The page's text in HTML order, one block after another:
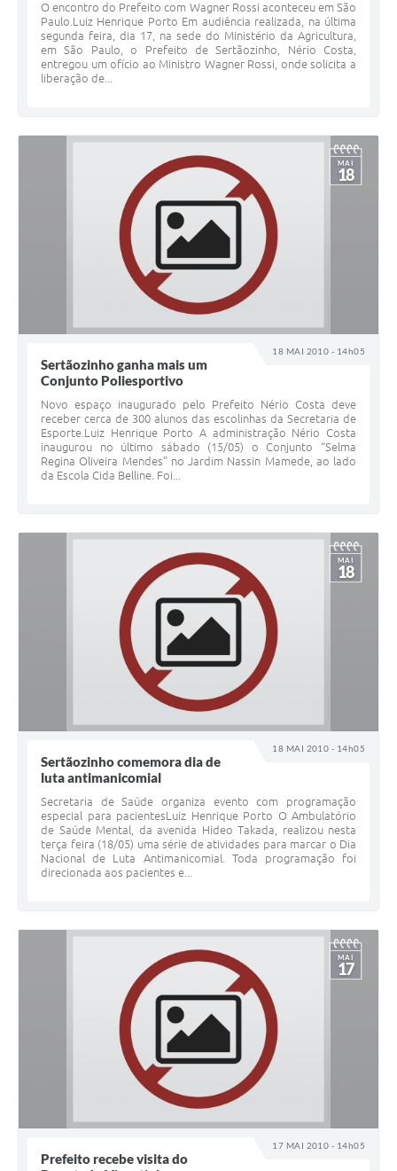
O encontro do Prefeito com Wagner Rossi aconteceu em São
Paulo.Luiz Henrique Porto Em audiência realizada, na última
segunda feira, dia 17, na sede do Ministério da Agricultura,
em São Paulo, o Prefeito de Sertãozinho, Nério Costa,
entregou um ofício ao Ministro Wagner Rossi, onde solicita a
liberação de...
18 MAI 2010 - 14h05
MAI
18
Sertãozinho ganha mais um
Conjunto Poliesportivo
Novo espaço inaugurado pelo Prefeito Nério Costa deve
receber cerca de 300 alunos das escolinhas da Secretaria de
Esporte.Luiz Henrique Porto A administração Nério Costa
inaugurou no último sábado (15/05) o Conjunto “Selma
Regina Oliveira Mendes” no Jardim Nassin Mamede, ao lado
da Escola Cida Belline. Foi...
18 MAI 2010 - 14h05
MAI
18
Sertãozinho comemora dia de
luta antimanicomial
Secretaria de Saúde organiza evento com programação
especial para pacientesLuiz Henrique Porto O Ambulatório
de Saúde Mental, da avenida Hideo Takada, realizou nesta
terça feira (18/05) uma série de atividades para marcar o Dia
Nacional de Luta Antimanicomial. Toda programação foi
direcionada aos pacientes e...
17 MAI 2010 - 14h05
MAI
17
Prefeito recebe visita do